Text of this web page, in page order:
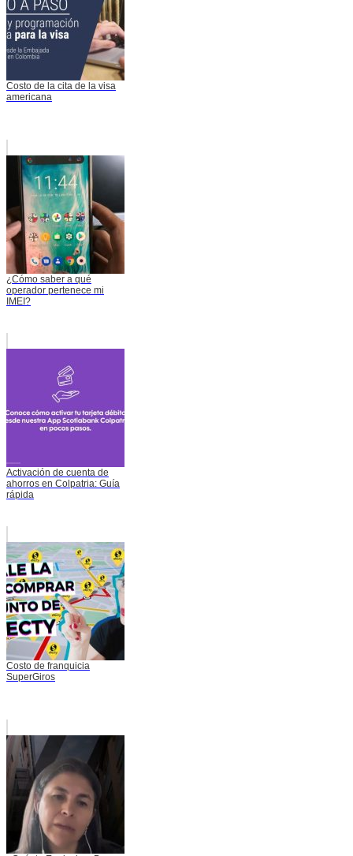
Costo de la cita de la visa
americana
¿Cómo saber a qué
operador pertenece mi
IMEI?
Activación de cuenta de
ahorros en Colpatria: Guía
rápida
Costo de franquicia
SuperGiros